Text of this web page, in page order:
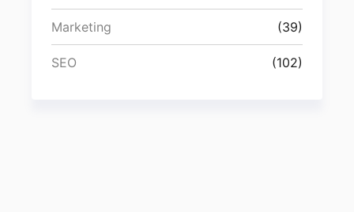
Marketing (39)
SEO (102)